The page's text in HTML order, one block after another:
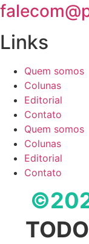
Links
Quem somos
Colunas
Editorial
Contato
Quem somos
Colunas
Editorial
Contato